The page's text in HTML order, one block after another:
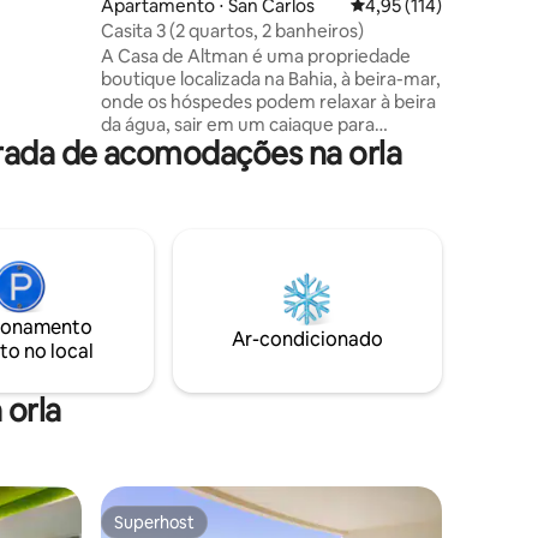
Apartamento ⋅ San Carlos 4,95 de uma avaliação
4,95 (114)
Casita 3 (2 quartos, 2 banheiros)
A Casa de Altman é uma propriedade
boutique localizada na Bahia, à beira-mar,
onde os hóspedes podem relaxar à beira
da água, sair em um caiaque para
explorar as margens, nadar na piscina,
andar de caiaque ou simplesmente
de estar com um sofá-cama, um
segundo quarto com uma cama queen
size e um banheiro, com um quarto
principal com uma cama king size e
de acomodações na orla
no local
Ar-condicionado
hóspedes Superhost
Superhost